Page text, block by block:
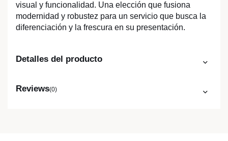
visual y funcionalidad. Una elección que fusiona
modernidad y robustez para un servicio que busca la
diferenciación y la frescura en su presentación.
Detalles del producto
Reviews(0)